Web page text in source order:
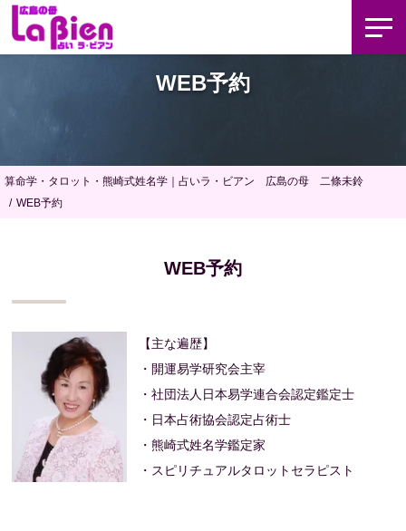
WEB予約
算命学・タロット・熊崎式姓名学｜占いラ・ビアン 広島の母 二條未鈴
WEB予約
WEB予約
【主な遍歴】
・開運易学研究会主宰
・社団法人日本易学連合会認定鑑定士
・日本占術協会認定占術士
・熊崎式姓名学鑑定家
・スピリチュアルタロットセラピスト